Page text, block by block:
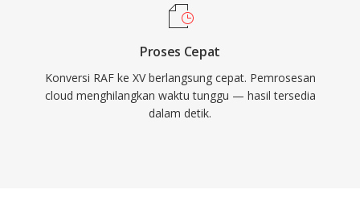
Proses Cepat
Konversi RAF ke XV berlangsung cepat. Pemrosesan
cloud menghilangkan waktu tunggu — hasil tersedia
dalam detik.